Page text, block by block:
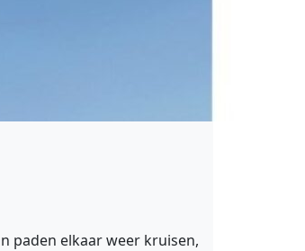
paden elkaar weer kruisen,